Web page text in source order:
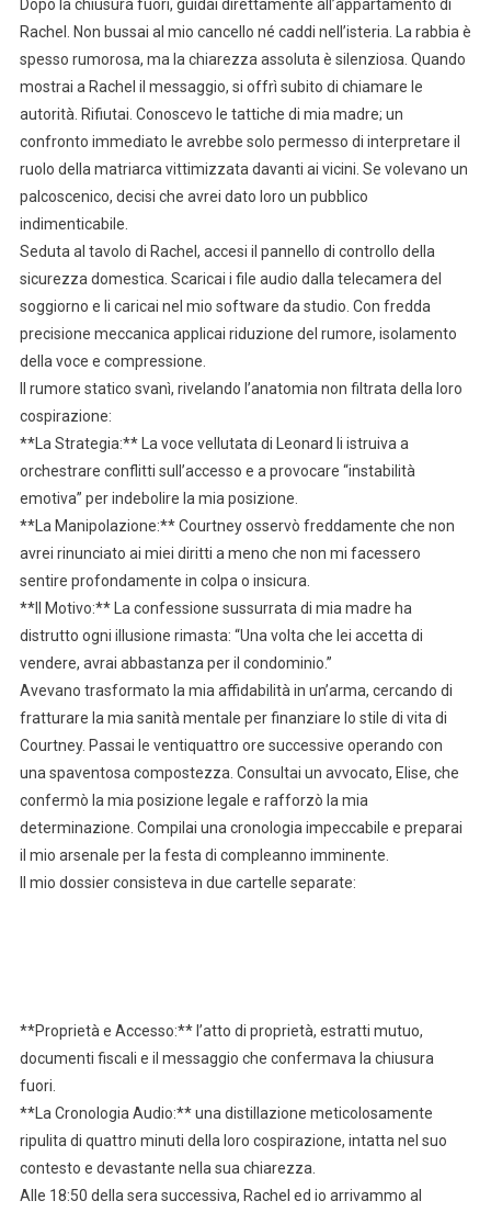
Dopo la chiusura fuori, guidai direttamente all’appartamento di
Rachel. Non bussai al mio cancello né caddi nell’isteria. La rabbia è
spesso rumorosa, ma la chiarezza assoluta è silenziosa. Quando
mostrai a Rachel il messaggio, si offrì subito di chiamare le
autorità. Rifiutai. Conoscevo le tattiche di mia madre; un
confronto immediato le avrebbe solo permesso di interpretare il
ruolo della matriarca vittimizzata davanti ai vicini. Se volevano un
palcoscenico, decisi che avrei dato loro un pubblico
indimenticabile.
Seduta al tavolo di Rachel, accesi il pannello di controllo della
sicurezza domestica. Scaricai i file audio dalla telecamera del
soggiorno e li caricai nel mio software da studio. Con fredda
precisione meccanica applicai riduzione del rumore, isolamento
della voce e compressione.
Il rumore statico svanì, rivelando l’anatomia non filtrata della loro
cospirazione:
**La Strategia:** La voce vellutata di Leonard li istruiva a
orchestrare conflitti sull’accesso e a provocare “instabilità
emotiva” per indebolire la mia posizione.
**La Manipolazione:** Courtney osservò freddamente che non
avrei rinunciato ai miei diritti a meno che non mi facessero
sentire profondamente in colpa o insicura.
**Il Motivo:** La confessione sussurrata di mia madre ha
distrutto ogni illusione rimasta: “Una volta che lei accetta di
vendere, avrai abbastanza per il condominio.”
Avevano trasformato la mia affidabilità in un’arma, cercando di
fratturare la mia sanità mentale per finanziare lo stile di vita di
Courtney. Passai le ventiquattro ore successive operando con
una spaventosa compostezza. Consultai un avvocato, Elise, che
confermò la mia posizione legale e rafforzò la mia
determinazione. Compilai una cronologia impeccabile e preparai
il mio arsenale per la festa di compleanno imminente.
Il mio dossier consisteva in due cartelle separate:
**Proprietà e Accesso:** l’atto di proprietà, estratti mutuo,
documenti fiscali e il messaggio che confermava la chiusura
fuori.
**La Cronologia Audio:** una distillazione meticolosamente
ripulita di quattro minuti della loro cospirazione, intatta nel suo
contesto e devastante nella sua chiarezza.
Alle 18:50 della sera successiva, Rachel ed io arrivammo al